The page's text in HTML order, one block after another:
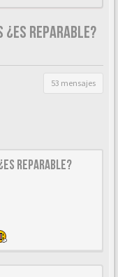
¿ES REPARABLE?
53 mensajes
REPARABLE?